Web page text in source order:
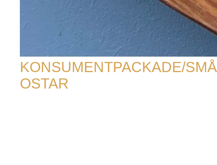
KONSUMENTPACKADE/SMÅ
OSTAR